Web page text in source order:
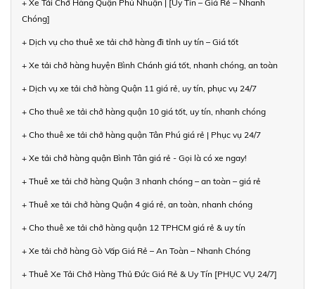
+ Xe Tải Chở Hàng Quận Phú Nhuận | [Uy Tín – Giá Rẻ – Nhanh
Chóng]
+ Dịch vụ cho thuê xe tải chở hàng đi tỉnh uy tín – Giá tốt
+ Xe tải chở hàng huyện Bình Chánh giá tốt, nhanh chóng, an toàn
+ Dịch vụ xe tải chở hàng Quận 11 giá rẻ, uy tín, phục vụ 24/7
+ Cho thuê xe tải chở hàng quận 10 giá tốt, uy tín, nhanh chóng
+ Cho thuê xe tải chở hàng quận Tân Phú giá rẻ | Phục vụ 24/7
+ Xe tải chở hàng quận Bình Tân giá rẻ - Gọi là có xe ngay!
+ Thuê xe tải chở hàng Quận 3 nhanh chóng – an toàn – giá rẻ
+ Thuê xe tải chở hàng Quận 4 giá rẻ, an toàn, nhanh chóng
+ Cho thuê xe tải chở hàng quận 12 TPHCM giá rẻ & uy tín
+ Xe tải chở hàng Gò Vấp Giá Rẻ – An Toàn – Nhanh Chóng
+ Thuê Xe Tải Chở Hàng Thủ Đức Giá Rẻ & Uy Tín [PHỤC VỤ 24/7]